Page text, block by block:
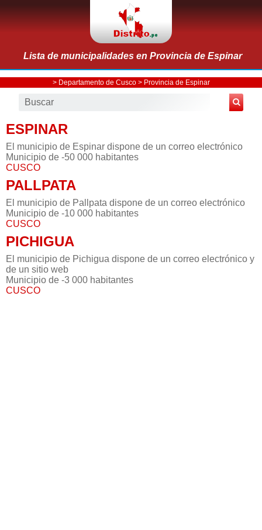
Lista de municipalidades en Provincia de Espinar
> Departamento de Cusco> Provincia de Espinar
ESPINAR
El municipio de Espinar dispone de un correo electrónico
Municipio de -50 000 habitantes
CUSCO
PALLPATA
El municipio de Pallpata dispone de un correo electrónico
Municipio de -10 000 habitantes
CUSCO
PICHIGUA
El municipio de Pichigua dispone de un correo electrónico y
de un sitio web
Municipio de -3 000 habitantes
CUSCO